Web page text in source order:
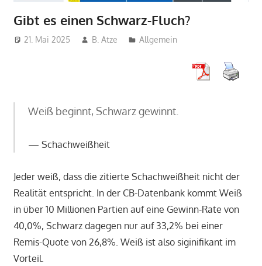
Gibt es einen Schwarz-Fluch?
21. Mai 2025 B. Atze Allgemein
Weiß beginnt, Schwarz gewinnt.
Schachweißheit
Jeder weiß, dass die zitierte Schachweißheit nicht der
Realität entspricht. In der CB-Datenbank kommt Weiß
in über 10 Millionen Partien auf eine Gewinn-Rate von
40,0%, Schwarz dagegen nur auf 33,2% bei einer
Remis-Quote von 26,8%. Weiß ist also siginifikant im
Vorteil.